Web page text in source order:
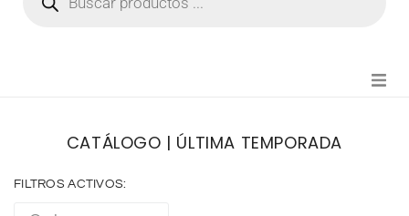
CATÁLOGO | ÚLTIMA TEMPORADA
FILTROS ACTIVOS: